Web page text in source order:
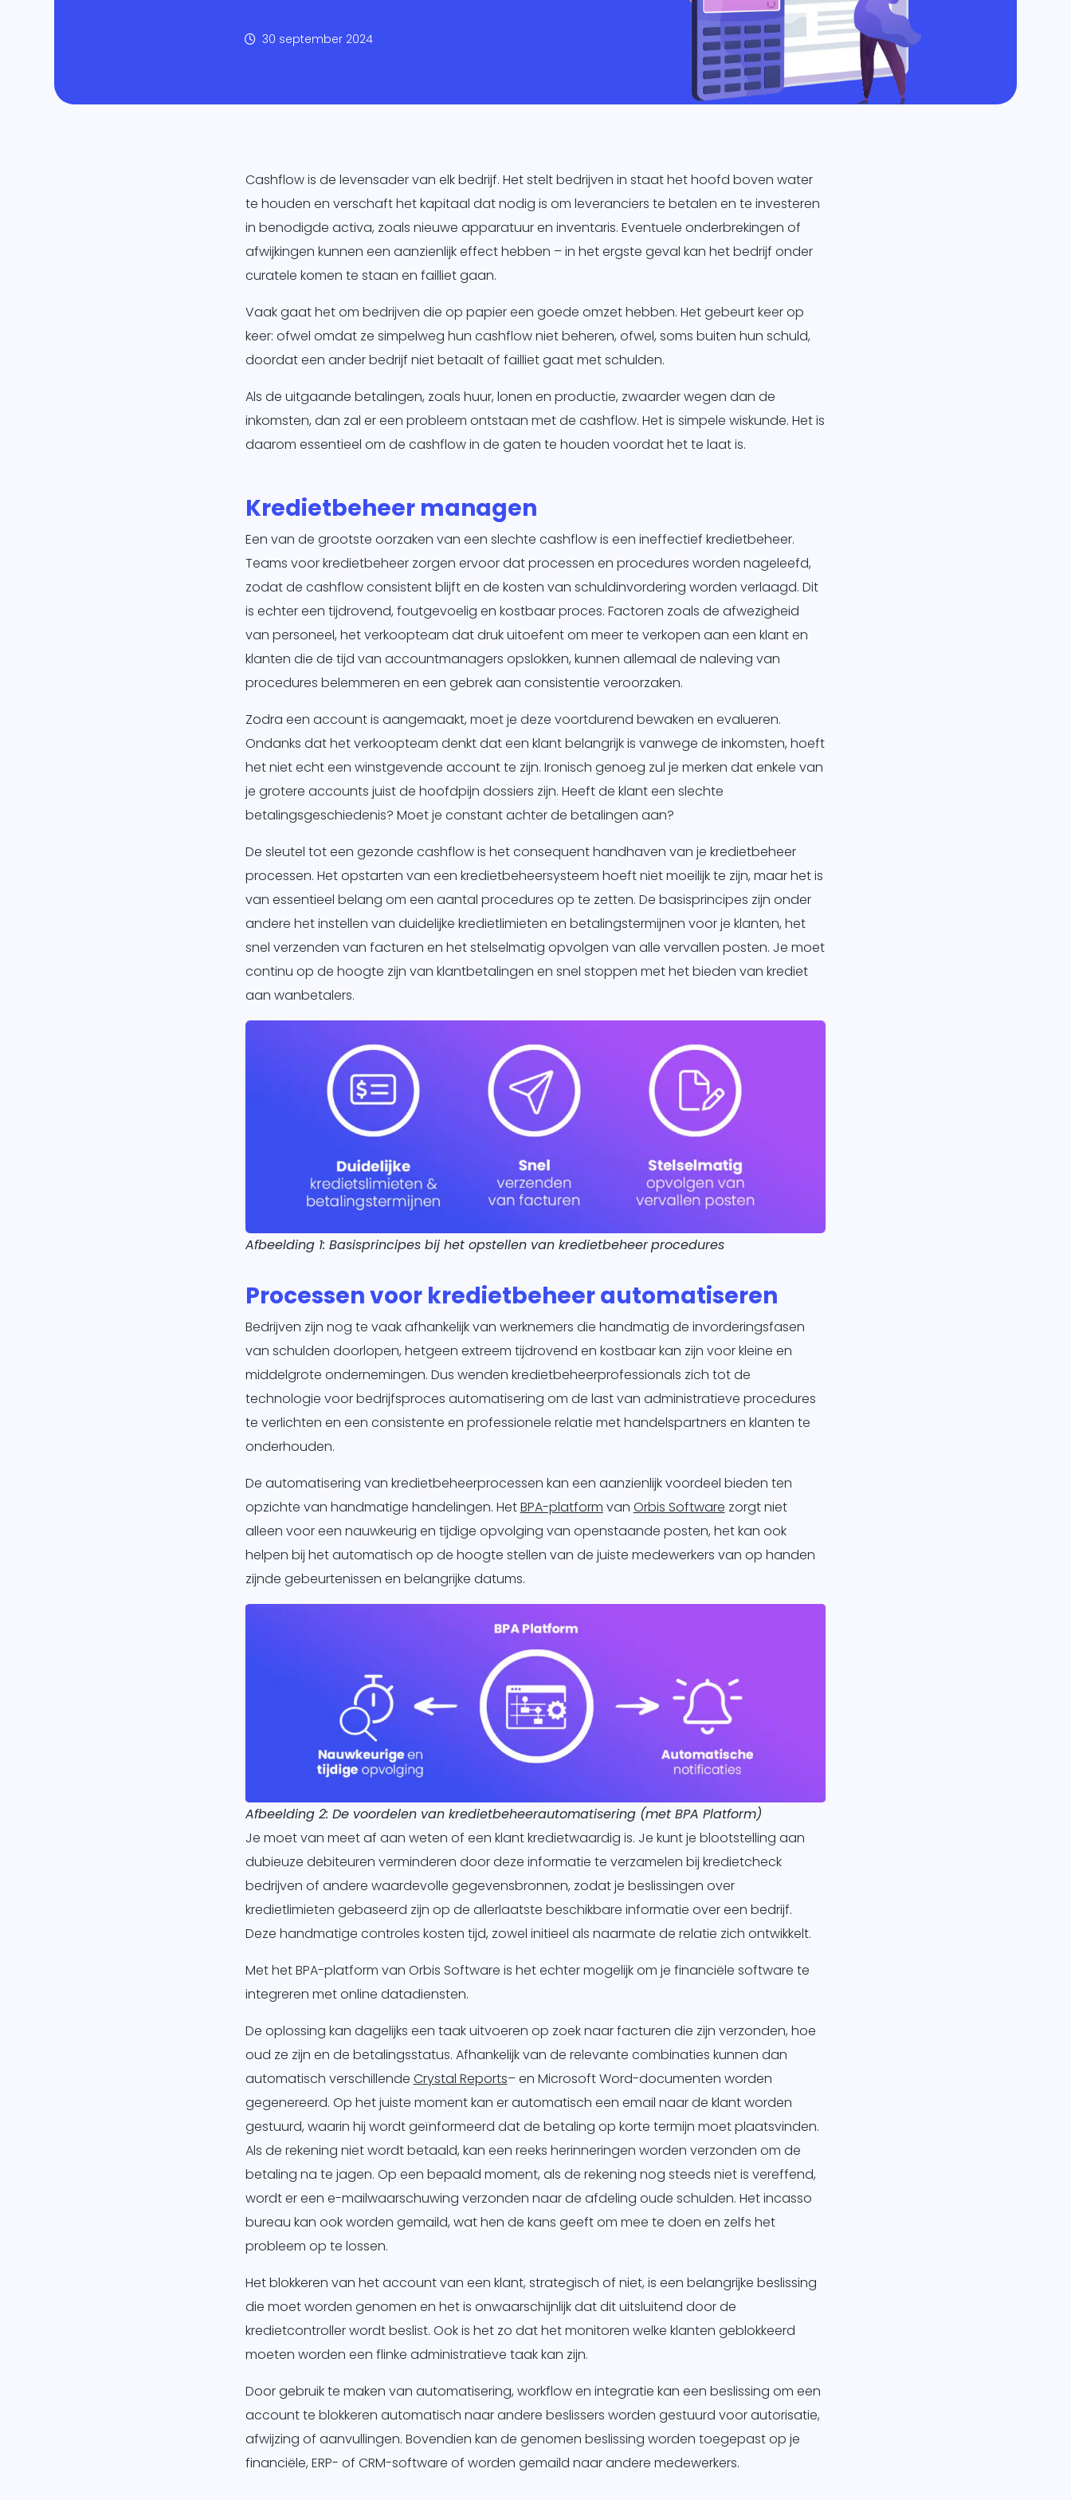
Banking
30 september 2024
Cashflow is de levensader van elk bedrijf. Het stelt bedrijven in staat het hoofd boven water
te houden en verschaft het kapitaal dat nodig is om leveranciers te betalen en te investeren
in benodigde activa, zoals nieuwe apparatuur en inventaris. Eventuele onderbrekingen of
afwijkingen kunnen een aanzienlijk effect hebben – in het ergste geval kan het bedrijf onder
curatele komen te staan en failliet gaan.
Vaak gaat het om bedrijven die op papier een goede omzet hebben. Het gebeurt keer op
keer: ofwel omdat ze simpelweg hun cashflow niet beheren, ofwel, soms buiten hun schuld,
doordat een ander bedrijf niet betaalt of failliet gaat met schulden.
Als de uitgaande betalingen, zoals huur, lonen en productie, zwaarder wegen dan de
inkomsten, dan zal er een probleem ontstaan met de cashflow. Het is simpele wiskunde. Het is
daarom essentieel om de cashflow in de gaten te houden voordat het te laat is.
Kredietbeheer managen
Een van de grootste oorzaken van een slechte cashflow is een ineffectief kredietbeheer.
Teams voor kredietbeheer zorgen ervoor dat processen en procedures worden nageleefd,
zodat de cashflow consistent blijft en de kosten van schuldinvordering worden verlaagd. Dit
is echter een tijdrovend, foutgevoelig en kostbaar proces. Factoren zoals de afwezigheid
van personeel, het verkoopteam dat druk uitoefent om meer te verkopen aan een klant en
klanten die de tijd van accountmanagers opslokken, kunnen allemaal de naleving van
procedures belemmeren en een gebrek aan consistentie veroorzaken.
Zodra een account is aangemaakt, moet je deze voortdurend bewaken en evalueren.
Ondanks dat het verkoopteam denkt dat een klant belangrijk is vanwege de inkomsten, hoeft
het niet echt een winstgevende account te zijn. Ironisch genoeg zul je merken dat enkele van
je grotere accounts juist de hoofdpijn dossiers zijn. Heeft de klant een slechte
betalingsgeschiedenis? Moet je constant achter de betalingen aan?
De sleutel tot een gezonde cashflow is het consequent handhaven van je kredietbeheer
processen. Het opstarten van een kredietbeheersysteem hoeft niet moeilijk te zijn, maar het is
van essentieel belang om een aantal procedures op te zetten. De basisprincipes zijn onder
andere het instellen van duidelijke kredietlimieten en betalingstermijnen voor je klanten, het
snel verzenden van facturen en het stelselmatig opvolgen van alle vervallen posten. Je moet
continu op de hoogte zijn van klantbetalingen en snel stoppen met het bieden van krediet
aan wanbetalers.
Afbeelding 1: Basisprincipes bij het opstellen van kredietbeheerprocedures
Processen voor kredietbeheer automatiseren
Bedrijven zijn nog te vaak afhankelijk van werknemers die handmatig de invorderingsfasen
van schulden doorlopen, hetgeen extreem tijdrovend en kostbaar kan zijn voor kleine en
middelgrote ondernemingen. Dus wenden kredietbeheerprofessionals zich tot de
technologie voor bedrijfsproces automatisering om de last van administratieve procedures
te verlichten en een consistente en professionele relatie met handelspartners en klanten te
onderhouden.
De automatisering van kredietbeheerprocessen kan een aanzienlijk voordeel bieden ten
opzichte van handmatige handelingen. HetBPA-platform van Orbis Software zorgt niet
alleen voor een nauwkeurig en tijdige opvolging van openstaande posten, het kan ook
helpen bij het automatisch op de hoogte stellen van de juiste medewerkers van op handen
zijnde gebeurtenissen en belangrijke datums.
Afbeelding 2: De voordelen van kredietbeheerautomatisering (met BPA Platform)
Je moet van meet af aan weten of een klant kredietwaardig is. Je kunt je blootstelling aan
dubieuze debiteuren verminderen door deze informatie te verzamelen bij kredietcheck
bedrijven of andere waardevolle gegevensbronnen, zodat je beslissingen over
kredietlimieten gebaseerd zijn op de allerlaatste beschikbare informatie over een bedrijf.
Deze handmatige controles kosten tijd, zowel initieel als naarmate de relatie zich ontwikkelt.
Met het BPA-platform van Orbis Software is het echter mogelijk om je financiële software te
integreren met online datadiensten.
De oplossing kan dagelijks een taak uitvoeren op zoek naar facturen die zijn verzonden, hoe
oud ze zijn en de betalingsstatus. Afhankelijk van de relevante combinaties kunnen dan
automatisch verschillende Crystal Reports– en Microsoft Word-documenten worden
gegenereerd. Op het juiste moment kan er automatisch een email naar de klant worden
gestuurd, waarin hij wordt geïnformeerd dat de betaling op korte termijn moet plaatsvinden.
Als de rekening niet wordt betaald, kan een reeks herinneringen worden verzonden om de
betaling na te jagen. Op een bepaald moment, als de rekening nog steeds niet is vereffend,
wordt er een e-mailwaarschuwing verzonden naar de afdeling oude schulden. Het incasso
bureau kan ook worden gemaild, wat hen de kans geeft om mee te doen en zelfs het
probleem op te lossen.
Het blokkeren van het account van een klant, strategisch of niet, is een belangrijke beslissing
die moet worden genomen en het is onwaarschijnlijk dat dit uitsluitend door de
kredietcontroller wordt beslist. Ook is het zo dat het monitoren welke klanten geblokkeerd
moeten worden een flinke administratieve taak kan zijn.
Door gebruik te maken van automatisering, workflow en integratie kan een beslissing om een
account te blokkeren automatisch naar andere beslissers worden gestuurd voor autorisatie,
afwijzing of aanvullingen. Bovendien kan de genomen beslissing worden toegepast op je
financiële, ERP- of CRM-software of worden gemaild naar andere medewerkers.